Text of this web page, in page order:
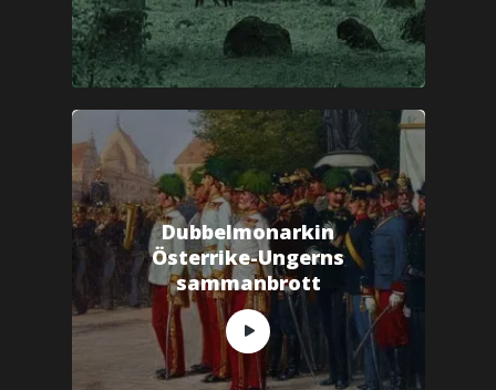
Dubbelmonarkin
Österrike-Ungerns
sammanbrott